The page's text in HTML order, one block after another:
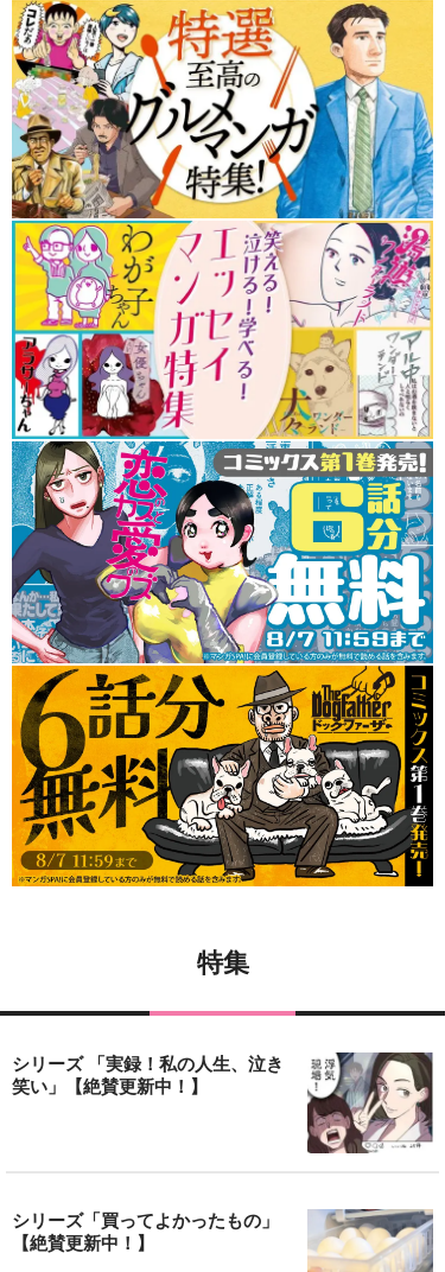
特集
シリーズ 「実録！私の人生、泣き
笑い」【絶賛更新中！】
シリーズ「買ってよかったもの」
【絶賛更新中！】